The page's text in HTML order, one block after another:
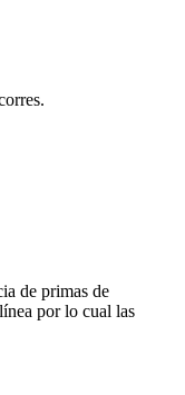
de primas de
por lo cual las